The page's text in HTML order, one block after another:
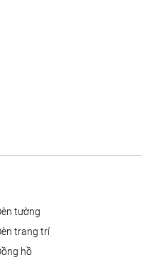
đèn tường
đèn trang trí
đồng hồ